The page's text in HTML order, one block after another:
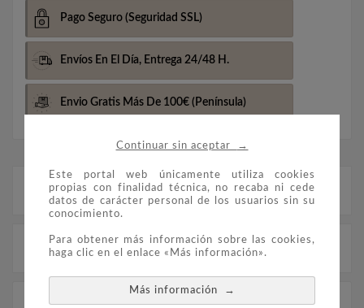
Continuar sin aceptar →
Este portal web únicamente utiliza cookies
propias con finalidad técnica, no recaba ni cede
datos de carácter personal de los usuarios sin su
conocimiento.
Para obtener más información sobre las cookies,
haga clic en el enlace «Más información».
Más información →
Pago Seguro (Seguridad SSL)
Envíos En El Día, Entrega 24/48 H.
Envio Gratis Más De 100€ (Península)
Descripción
Detalles del producto
Europa 2000 Guernsey (sello)